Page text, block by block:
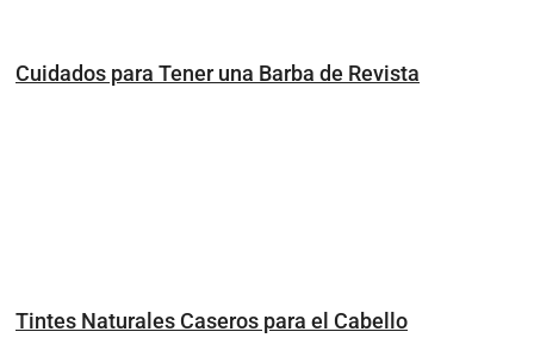
Cuidados para Tener una Barba de Revista
Tintes Naturales Caseros para el Cabello